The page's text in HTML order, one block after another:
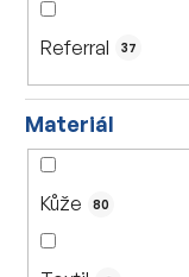
Referral 37
Materiál
Kůže 80